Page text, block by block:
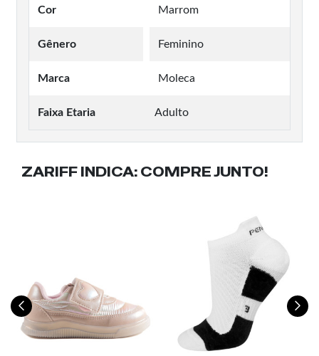
Cor Marrom
Gênero Feminino
Marca Moleca
Faixa Etaria Adulto
ZARIFF INDICA: COMPRE JUNTO!